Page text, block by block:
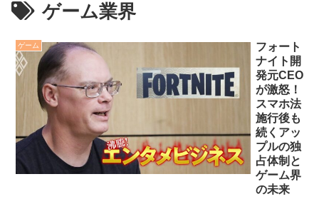
熊本地震、発生後に居酒
NEW!
ローソンで半額品を買っ
てきたぞ！！！（※画像あ
り）
NEW!
クレバテスⅡ-魔獣の王と
偽りの勇者伝承- 第4話 感
想：敵を探すよりトアの書
セ・リーグ出塁回数ラン
キング 直近3週間｜2026年
8/3まで
【地獄のような聴聞会】
Ｗ杯１次Ｌ敗退の韓国 議員
が「なぜ負けたのか？」ソ
ン・フンミン先発落ちは
ゲーム業界
ゲーム
フォート
ナイト開
発元CEO
が激怒！
スマホ法
施行後も
続くアッ
プルの独
占体制と
ゲーム界
の未来